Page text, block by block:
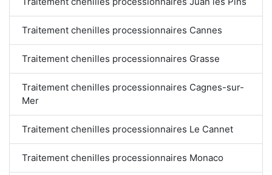
Traitement chenilles processionnaires Cannes
Traitement chenilles processionnaires Grasse
Traitement chenilles processionnaires Cagnes-sur-
Mer
Traitement chenilles processionnaires Le Cannet
Traitement chenilles processionnaires Monaco